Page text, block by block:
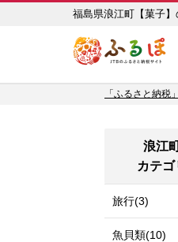
「ふるさと納税
浪江
カテ
旅行(3)
魚貝類(10)